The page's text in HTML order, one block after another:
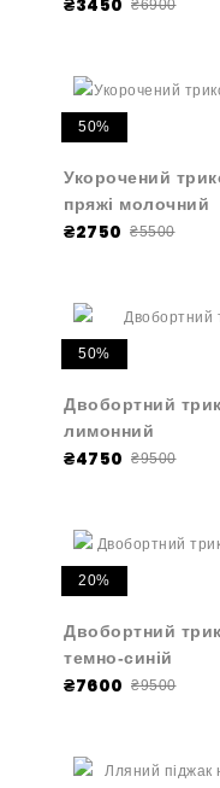
₴3450 ₴6900
50%
Укорочений
пряжі молочний
₴2750 ₴5500
50%
Двобортний
лимонний
₴4750 ₴9500
20%
Двобортний
темно-синій
₴7600 ₴9500